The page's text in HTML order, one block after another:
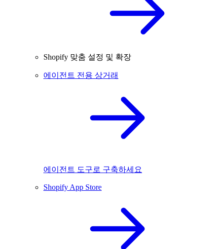
Shopify 맞춤 설정 및 확장
에이전트 전용 상거래
에이전트 도구로 구축하세요
Shopify App Store